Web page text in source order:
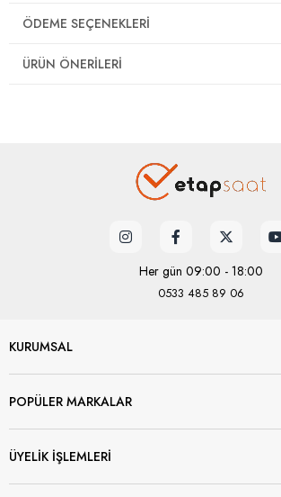
ÖDEME SEÇENEKLERI
ÜRÜN ÖNERILERI
Her gün 09:00 - 18:00
0533 485 89 06
KURUMSAL
POPÜLER MARKALAR
ÜYELİK İŞLEMLERİ